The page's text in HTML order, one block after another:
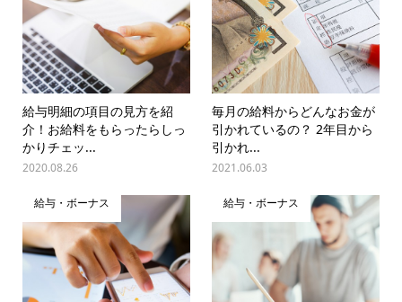
給与明細の項目の見方を紹
介！お給料をもらったらしっ
かりチェッ...
2020.08.26
毎月の給料からどんなお金が
引かれているの？ 2年目から
引かれ...
2021.06.03
給与・ボーナス 給与・ボーナス